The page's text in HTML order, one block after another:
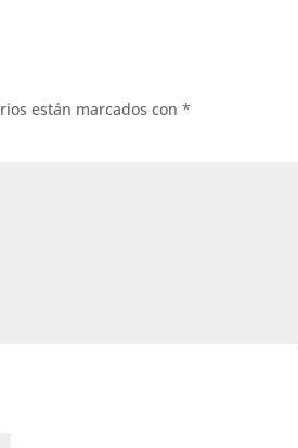
están marcados con*